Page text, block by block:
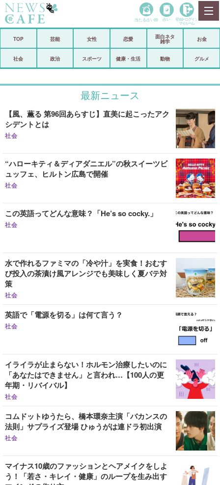
政治
スポーツ
恋愛 ビックリ
リリース ショップ
当たる占い師 占い 登録• ログイン
マイルーム
TOP 芸能 女性 恋愛
面白ネタ
雑学
お金
社会 政治 スポーツ 健康・生活 動物 グルメ
最新ニュース
【風、薫る 第96回あらすじ】直美に起こったアク
シデントとは
社会
“ハローキティ＆ディアダニエル”の秋スイーツビ
ュッフェ、ヒルトン広島で開催
社会
この英語ってどんな意味？「He’s so cocky.」
社会
水で作れるファミマの「冷や汁」を実食！おむす
び投入の茶漬け風アレンジでも美味しく夏バテ対
策
社会
英語で「電源を切る」は何て言う？
社会
イライラが止まらない！ホルモン治療したいのに
「あなたはできません」と言われ…【100人の更
年期・リバイバル】
社会
コムドットゆうたら、橋本環奈主演「バカンスの
法則」サプライズ登場 ひゅうがは連ドラ初出演
社会
マイナス10歳のファッションとヘアメイクをしよ
う！「若さ・キレイ・健康」のループを生み出す